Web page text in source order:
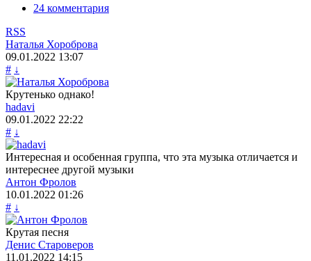
24 комментария
RSS
Наталья Хороброва
09.01.2022 13:07
# ↓
Крутенько однако!
hadavi
09.01.2022 22:22
# ↓
Интересная и особенная группа, что эта музыка отличается и
интереснее другой музыки
Антон Фролов
10.01.2022 01:26
# ↓
Крутая песня
Денис Староверов
11.01.2022 14:15